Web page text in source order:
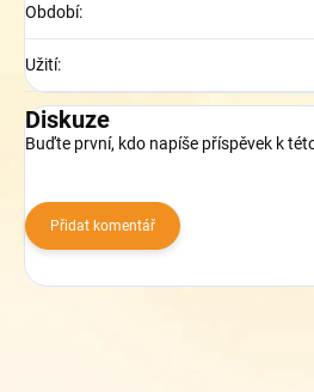
Období:
Užití:
Diskuze
Buďte první, kdo napíše příspěvek k
Přidat komentář